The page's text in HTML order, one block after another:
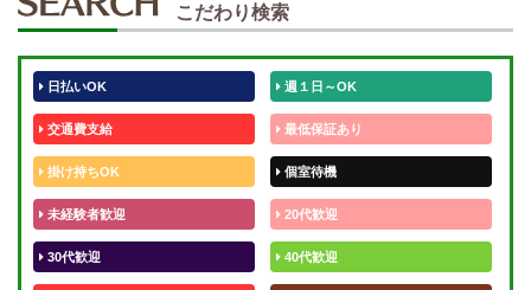
こだわり検索
日払いOK 週１日～OK
交通費支給 最低保証あり
掛け持ちOK 個室待機
未経験者歓迎 20代歓迎
30代歓迎 40代歓迎